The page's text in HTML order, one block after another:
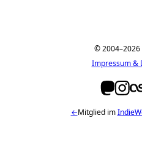
©
Impressum &
←Mitglied im